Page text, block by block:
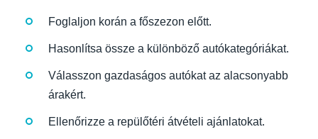
Foglaljon korán a főszezon előtt.
Hasonlítsa össze a különböző autókategóriákat.
Válasszon gazdaságos autókat az alacsonyabb
árakért.
Ellenőrizze a repülőtéri átvételi ajánlatokat.